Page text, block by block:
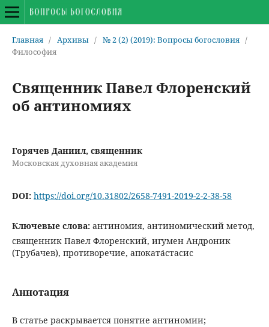
Главная / Архивы / № 2 (2) (2019): Вопросы богословия /
Философия
Священник Павел Флоренский
об антиномиях
Горячев Даниил, священник
Московская духовная академия
DOI: https://doi.org/10.31802/2658-7491-2019-2-2-38-58
Ключевые слова: антиномия, антиномический метод,
священник Павел Флоренский, игумен Андроник
(Трубачев), противоречие, апоката́стасис
Аннотация
В статье раскрывается понятие антиномии;